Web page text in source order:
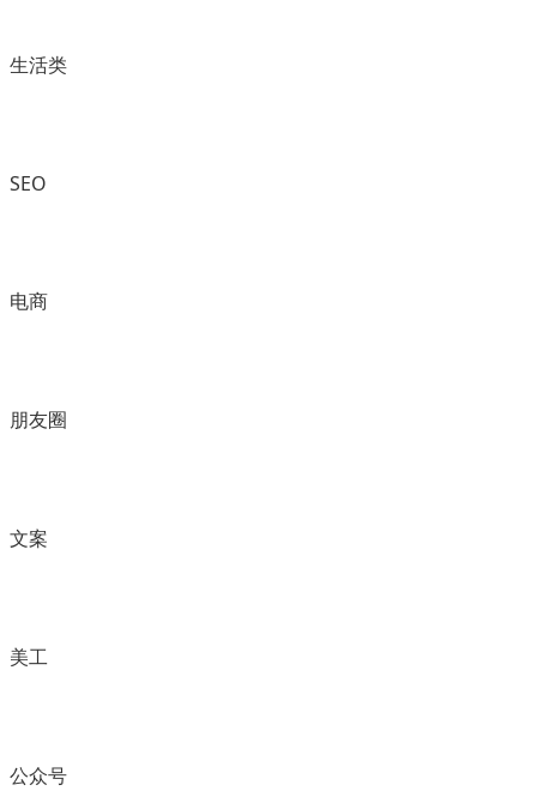
生活类
SEO
电商
朋友圈
文案
美工
公众号